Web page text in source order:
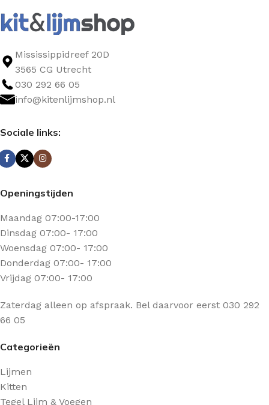
Mississippidreef 20D
3565 CG Utrecht
030 292 66 05
info@kitenlijmshop.nl
Sociale links:
Openingstijden
Maandag 07:00-17:00
Dinsdag 07:00- 17:00
Woensdag 07:00- 17:00
Donderdag 07:00- 17:00
Vrijdag 07:00- 17:00
Zaterdag alleen op afspraak. Bel daarvoor eerst 030 292
66 05
Categorieën
Lijmen
Kitten
Tegel Lijm & Voegen